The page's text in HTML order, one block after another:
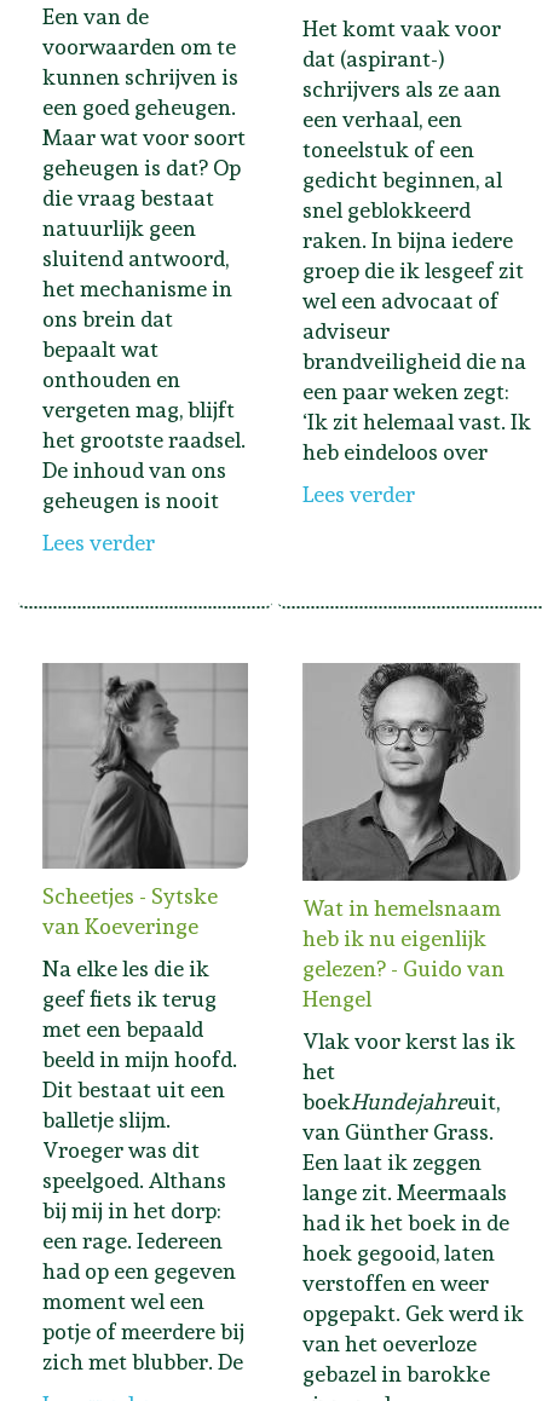
Een van de
voorwaarden om te
kunnen schrijven is
een goed geheugen.
Maar wat voor soort
geheugen is dat? Op
die vraag bestaat
natuurlijk geen
sluitend antwoord,
het mechanisme in
ons brein dat
bepaalt wat
onthouden en
vergeten mag, blijft
het grootste raadsel.
De inhoud van ons
geheugen is nooit
Lees verder
Het komt vaak voor
dat (aspirant-)
schrijvers als ze aan
een verhaal, een
toneelstuk of een
gedicht beginnen, al
snel geblokkeerd
raken. In bijna iedere
groep die ik lesgeef zit
wel een advocaat of
adviseur
brandveiligheid die na
een paar weken zegt:
‘Ik zit helemaal vast. Ik
heb eindeloos over
Lees verder
Scheetjes - Sytske
van Koeveringe
Na elke les die ik
geef fiets ik terug
met een bepaald
beeld in mijn hoofd.
Dit bestaat uit een
balletje slijm.
Vroeger was dit
speelgoed. Althans
bij mij in het dorp:
een rage. Iedereen
had op een gegeven
moment wel een
potje of meerdere bij
zich met blubber. De
Wat in hemelsnaam
heb ik nu eigenlijk
gelezen? - Guido van
Hengel
Vlak voor kerst las ik
het
boekHundejahreuit,
van Günther Grass.
Een laat ik zeggen
lange zit. Meermaals
had ik het boek in de
hoek gegooid, laten
verstoffen en weer
opgepakt. Gek werd ik
van het oeverloze
gebazel in barokke